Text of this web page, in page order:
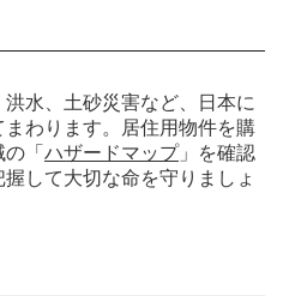
水、土砂災害など、日本に
わります。居住用物件を購
「 ハザードマップ」を確認
して大切な命を守りましょ